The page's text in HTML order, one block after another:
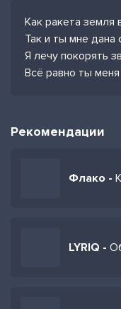
Как ракета земля
Так и ты мне дана
Я лечу покорять
Всё равно ты
Рекомендации
Флако -
LYRIQ -